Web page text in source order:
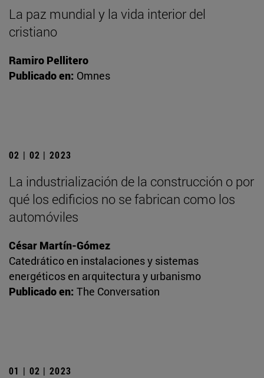
La paz mundial y la vida interior del
cristiano
Ramiro Pellitero
Publicado en: Omnes
02 | 02 | 2023
La industrialización de la construcción o por
qué los edificios no se fabrican como los
automóviles
César Martín-Gómez
Catedrático en instalaciones y sistemas
energéticos en arquitectura y urbanismo
Publicado en: The Conversation
01 | 02 | 2023